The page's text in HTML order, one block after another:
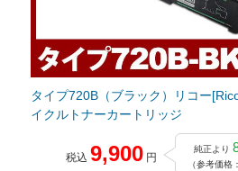
タイプ720B（ブラック）リコー
イクルトナーカートリッジ
税込 9,900 円
純正より
（参考価格